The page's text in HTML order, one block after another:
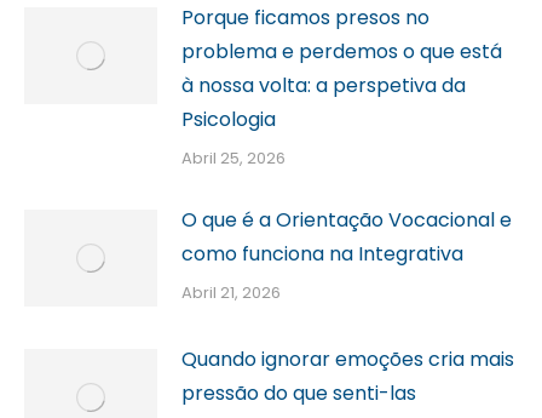
Porque ficamos presos no
problema e perdemos o que está
à nossa volta: a perspetiva da
Psicologia
Abril 25, 2026
O que é a Orientação Vocacional e
como funciona na Integrativa
Abril 21, 2026
Quando ignorar emoções cria mais
pressão do que senti-las